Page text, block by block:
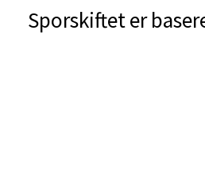
Sporskiftet er